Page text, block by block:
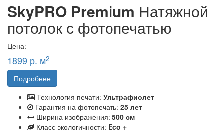
SkyPRO Premium Натяжной
потолок с фотопечатью
Цена:
1899 р. м2
Подробнее
Технология печати: Ультрафиолет
Гарантия на фотопечать: 25 лет
Ширина изображения: 500 см
Класс экологичности: Eco +